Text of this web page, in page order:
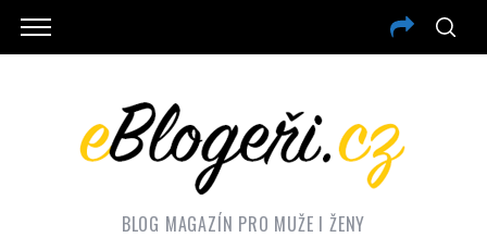
BLOG MAGAZÍN PRO MUŽE I ŽENY